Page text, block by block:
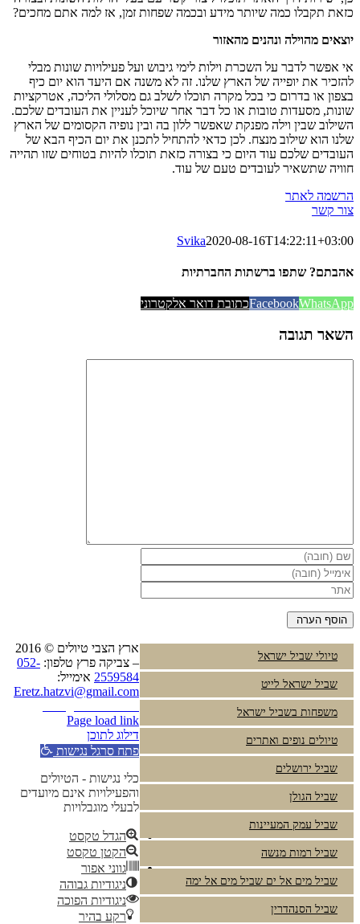
כזאת תקבלו כמה שיותר מידע ובכמה שפחות זמן, אז למה אתם מחכים?
יוצאים מהוילה ונהנים מהאזור
אי אפשר לדבר על השכרת וילות לימי גיבוש ועל פעילויות שונות מבלי
להזכיר את יופייה של הארץ שלנו. זה לא משנה אם היעד הוא יום כיף
בצפון או בדרום כי בכל מקרה תוכלו לשלב גם מסלולי הליכה, אטרקציות
שונות, מסעדות טובות או כל דבר אחר שיוכל לעניין את העובדים שלכם.
השילוב שבין וילה מפנקת שאפשר ללון בה ובין נופיה הקסומים של הארץ
שלנו הוא שילוב מנצח. לכן כדאי להתחיל לתכנן את יום הכיף הבא של
העובדים שלכם עוד היום כי בצורה כזאת תוכלו להיות בטוחים שזו תהייה
חוויה שתשאיר לעובדים טעם של עוד.
הרשמה לאתר
צור קשר
Svika2020-08-16T14:22:11+03:00
אהבתם? שתפו ברשתות החברתיות
FacebookWhatsApp כתובת דואר אלקטרוני
השאר תגובה
טיולי שביל ישראל
שביל ישראל לייט
משפחות בשביל ישראל
טיולים נופים ואתרים
שביל ירושלים
שביל הגולן
שביל עמק המעיינות
שביל רמות מנשה
שביל מים אל ים שביל מים אל ימה
שביל הסנהדרין
ארץ הצבי טיולים © 2016
– צביקה פרץ טלפון: 052-
2559584 אימייל:
Eretz.hatzvi@gmail.com
Page load link
דילוג לתוכן
פתח סרגל נגישות
כלי נגישות - הטיולים
והפעילויות אינם מיועדים
לבעלי מוגבלויות
הגדל טקסט
הקטן טקסט
גווני אפור
ניגודיות גבוהה
ניגודיות הפוכה
רקע בהיר